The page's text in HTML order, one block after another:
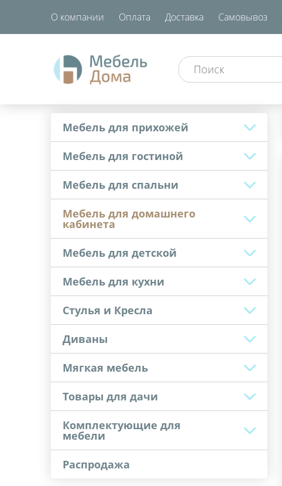
О компании Оплата Доставка Самовывоз
Мебель для прихожей
Мебель для гостиной
Мебель для спальни
Мебель для домашнего
кабинета
Мебель для детской
Мебель для кухни
Стулья и Кресла
Диваны
Мягкая мебель
Товары для дачи
Комплектующие для
мебели
Распродажа